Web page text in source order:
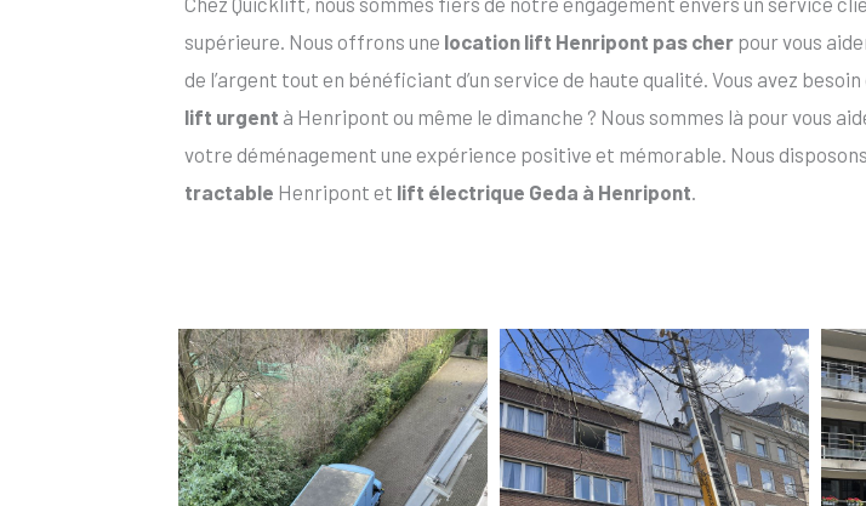
supérieure. Nous offrons une location lift Henripont pas cher pour vous
de l’argent tout en bénéficiant d’un service de haute qualité. Vous avez besoin
lift urgent à Henripont ou même le dimanche ? Nous sommes là pour vous
votre déménagement une expérience positive et mémorable. Nous
tractable Henripont et lift électrique Geda à Henripont